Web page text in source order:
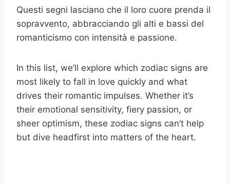
Questi segni lasciano che il loro cuore prenda il
sopravvento, abbracciando gli alti e bassi del
romanticismo con intensità e passione.
In this list, we’ll explore which zodiac signs are
most likely to fall in love quickly and what
drives their romantic impulses. Whether it’s
their emotional sensitivity, fiery passion, or
sheer optimism, these zodiac signs can’t help
but dive headfirst into matters of the heart.